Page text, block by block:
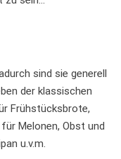
sind sie generell
der klassischen
Frühstücksbrote,
Melonen, Obst und
u.v.m.